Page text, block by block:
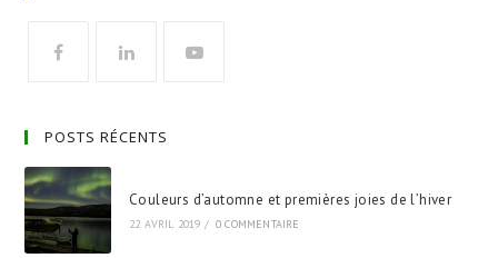
POSTS RÉCENTS
Couleurs d’automne et premières joies de l’hiver
22 AVRIL 2019 / 0 COMMENTAIRE